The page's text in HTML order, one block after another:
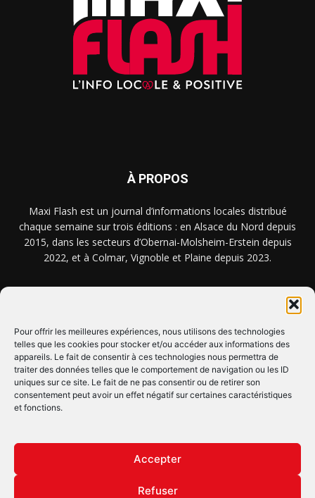
Pour offrir les meilleures expériences, nous utilisons des technologies
telles que les cookies pour stocker et/ou accéder aux informations des
appareils. Le fait de consentir à ces technologies nous permettra de
traiter des données telles que le comportement de navigation ou les ID
uniques sur ce site. Le fait de ne pas consentir ou de retirer son
consentement peut avoir un effet négatif sur certaines caractéristiques
et fonctions.
Accepter
Refuser
À PROPOS
Maxi Flash est un journal d’informations locales distribué
chaque semaine sur trois éditions : en Alsace du Nord depuis
2015, dans les secteurs d’Obernai-Molsheim-Erstein depuis
2022, et à Colmar, Vignoble et Plaine depuis 2023.
CLIQUEZ ICI !
SUIVEZ-NOUS !